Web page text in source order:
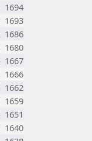
1694
1693
1686
1680
1667
1666
1662
1659
1651
1640